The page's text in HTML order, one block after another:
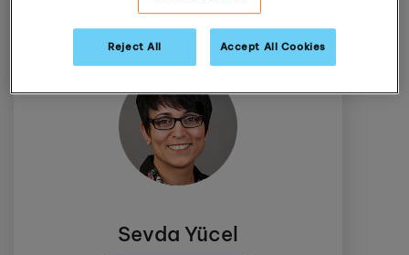
Sevda Yücel
Reject All Accept All Cookies